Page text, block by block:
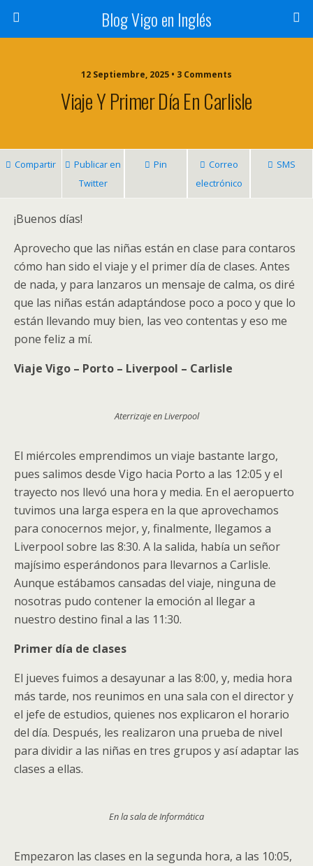
Blog Vigo en Inglés
12 Septiembre, 2025 • 3 Comments
Viaje Y Primer Día En Carlisle
Compartir
Publicar en
Twitter
Pin
Correo
electrónico
SMS
¡Buenos días!
Aprovecho que las niñas están en clase para contaros
cómo han sido el viaje y el primer día de clases. Antes
de nada, y para lanzaros un mensaje de calma, os diré
que las niñas están adaptándose poco a poco y que lo
están llevando muy bien, las veo contentas y eso me
pone feliz a mí.
Viaje Vigo – Porto – Liverpool – Carlisle
Aterrizaje en Liverpool
El miércoles emprendimos un viaje bastante largo,
pues salimos desde Vigo hacia Porto a las 12:05 y el
trayecto nos llevó una hora y media. En el aeropuerto
tuvimos una larga espera en la que aprovechamos
para conocernos mejor, y, finalmente, llegamos a
Liverpool sobre las 8:30. A la salida, había un señor
majísimo esperándonos para llevarnos a Carlisle.
Aunque estábamos cansadas del viaje, ninguna de
nosotras pudo contener la emoción al llegar a
nuestro destino final a las 11:30.
Primer día de clases
El jueves fuimos a desayunar a las 8:00, y, media hora
más tarde, nos reunimos en una sala con el director y
el jefe de estudios, quienes nos explicaron el horario
del día. Después, les realizaron una prueba de nivel
para dividir a las niñas en tres grupos y así adaptar las
clases a ellas.
En la sala de Informática
Empezaron las clases en la segunda hora, a las 10:05,